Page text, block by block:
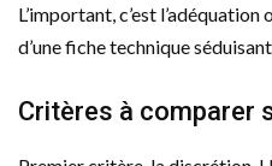
L’important, c’est
d’une fiche technique
Critères à comparer